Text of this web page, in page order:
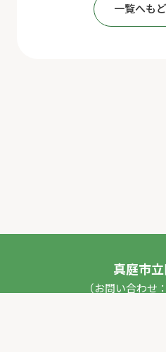
一覧へも
真庭市
（お問い合わせ